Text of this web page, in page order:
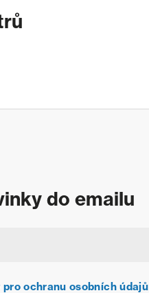
do emailu
pro ochranu osobních údajů